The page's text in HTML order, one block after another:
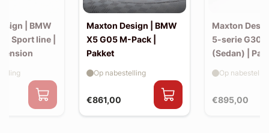
| BMW
Sport line |
Maxton Design | BMW
X5 G05 M-Pack |
Pakket
€861,00
Op nabestelling
Maxton
5-serie G30
(Sedan) |
€895,00
Op